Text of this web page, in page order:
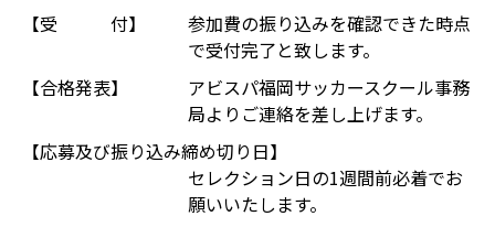
【受 付】
参加費の振り込みを確認できた時点
で受付完了と致します。
【合格発表】
アビスパ福岡サッカースクール事務
局よりご連絡を差し上げます。
【応募及び振り込み締め切り日】
セレクション日の1週間前必着でお
願いいたします。